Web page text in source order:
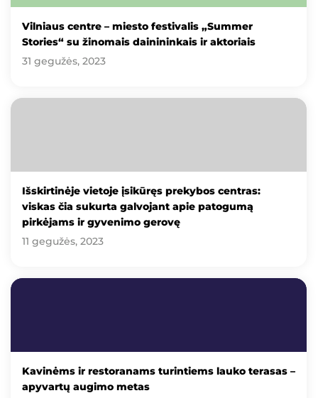
Vilniaus centre – miesto festivalis „Summer
Stories“ su žinomais dainininkais ir aktoriais
31 gegužės, 2023
Išskirtinėje vietoje įsikūręs prekybos centras:
viskas čia sukurta galvojant apie patogumą
pirkėjams ir gyvenimo gerovę
11 gegužės, 2023
Kavinėms ir restoranams turintiems lauko terasas –
apyvartų augimo metas